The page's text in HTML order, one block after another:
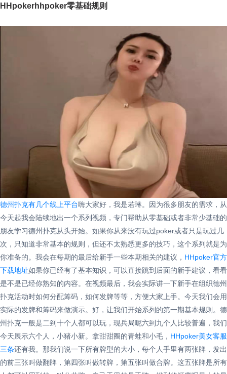
HHpokerhhpoker零基础规则
德州扑克有几个线上平台嗨大家好，我是若琳。因为很多朋友的需求，从
今天起我会陆续地出一个系列视频，专门帮助从零基础或者非常少基础的
朋友学习德州扑克从头开始。如果你从来没有玩过poker或者只是玩过几
次，只知道非常基本的规则，但还不太熟悉更多的技巧，这个系列就是为
你准备的。我会在每期的最后给新手一些本期相关的建议， HHpoker官方
下载地址如果你已经有了基本知识，可以直接跳到后面的新手建议，看看
是不是已经你熟知的内容。在视频最后，我会实际讲一下新手在组织德州
扑克活动时如何分配筹码，如何发牌等等，方便大家上手。今天我们会用
实际的发牌和筹码来做演示。好，让我们开始系列的第一期基本规则。德
州扑克一般是二到十个人都可以玩，现兵局呢六到九个人比较普遍，我们
今天展示六个人，小猪小新。拿甜甜圈的青蛙和小毛， HHpoker美女客服
三条还有我。那我们说一下所有牌型的大小，每个人手里有两张牌，发出
的前三张叫做翻牌，第四张叫做转牌，第五张叫做合牌。这五张牌是所有